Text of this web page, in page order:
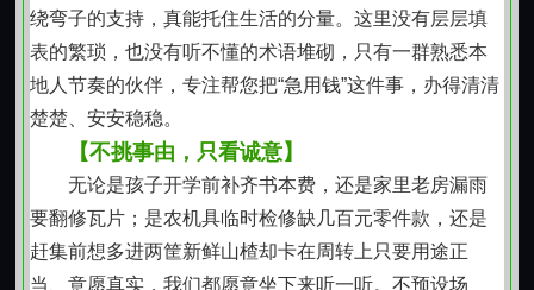
的人走近一步，然后一起把事情理顺。有余力时多还
点，手头紧时商量延一延，只要提前开口、态度诚恳，
总有办法协调。这份弹性，来自对本地生活真实的体
察，也来自对人与人之间基本尊重的坚持。
章丘的风土，养出章丘的做法
不搞花哨名目，不堆砌专业术语，不拿外地模式硬
套本地实情。春耕秋收、婚丧嫁娶、学区房置换、小店
进货这些真实场景里的资金需求，我们见过、听过、帮
过。所以不说“定制化方案”，只说“这事咱们怎么落地更
绕弯子的支持，真能托住生活的分量。这里没有层层填
表的繁琐，也没有听不懂的术语堆砌，只有一群熟悉本
地人节奏的伙伴，专注帮您把“急用钱”这件事，办得清清
楚楚、安安稳稳。
【不挑事由，只看诚意】
无论是孩子开学前补齐书本费，还是家里老房漏雨
要翻修瓦片；是农机具临时检修缺几百元零件款，还是
赶集前想多进两筐新鲜山楂却卡在周转上只要用途正
当、意愿真实，我们都愿意坐下来听一听。不预设场